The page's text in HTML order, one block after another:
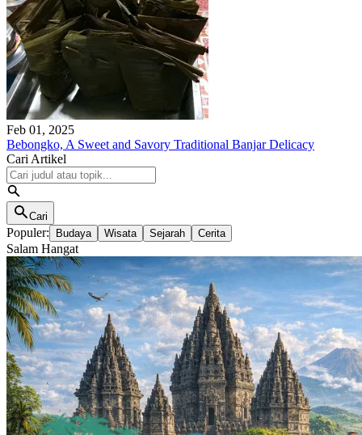
Feb 01, 2025
Bebongko, A Sweet and Savory Traditional Banjar Delicacy
Cari Artikel
Cari
Populer: Budaya Wisata Sejarah Cerita
Salam Hangat